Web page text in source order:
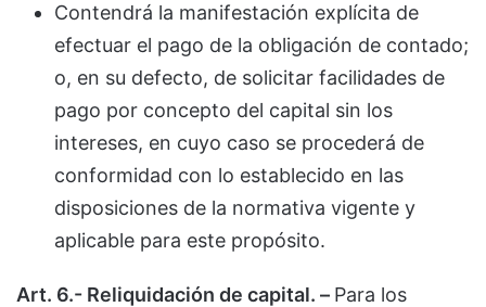
Contendrá la manifestación explícita de
efectuar el pago de la obligación de contado;
o, en su defecto, de solicitar facilidades de
pago por concepto del capital sin los
intereses, en cuyo caso se procederá de
conformidad con lo establecido en las
disposiciones de la normativa vigente y
aplicable para este propósito.
Art. 6.- Reliquidación de capital. – Para los